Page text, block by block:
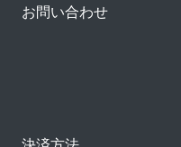
お問い合わせ